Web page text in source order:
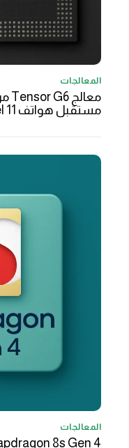
المعالجات
مستقبل هواتف Pixel 11
المعالجات